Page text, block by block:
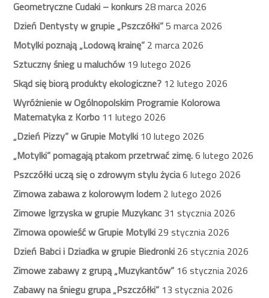
Geometryczne Cudaki – konkurs 28 marca 2026
Dzień Dentysty w grupie „Pszczółki”5 marca 2026
Motylki poznają „Lodową krainę” 2 marca 2026
Sztuczny śnieg u maluchów19 lutego 2026
Skąd się biorą produkty ekologiczne? 12 lutego 2026
Wyróżnienie w Ogólnopolskim Programie Kolorowa
Matematyka z Korbo 11 lutego 2026
„Dzień Pizzy” w Grupie Motylki 10 lutego 2026
„Motylki” pomagają ptakom przetrwać zimę.6 lutego 2026
Pszczółki uczą się o zdrowym stylu życia6 lutego 2026
Zimowa zabawa z kolorowym lodem 2 lutego 2026
Zimowe Igrzyska w grupie Muzykanc 31 stycznia 2026
Zimowa opowieść w Grupie Motylki 29 stycznia 2026
Dzień Babci i Dziadka w grupie Biedronki 26 stycznia 2026
Zimowe zabawy z grupą „Muzykantów” 16 stycznia 2026
Zabawy na śniegu grupa „Pszczółki” 13 stycznia 2026